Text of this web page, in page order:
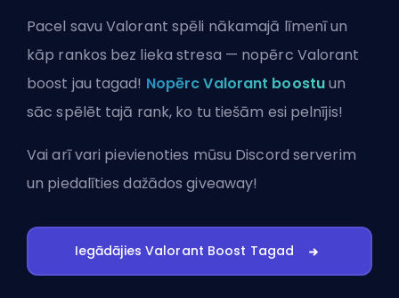
Pacel savu Valorant spēli nākamajā līmenī un
kāp rankos bez lieka stresa — nopērc Valorant
boost jau tagad! Nopērc Valorant boostuun
sāc spēlēt tajā rank, ko tu tiešām esi pelnījis!
Vai arī vari pievienoties mūsu Discord serverim
un piedalīties dažādos giveaway!
Iegādājies Valorant Boost Tagad